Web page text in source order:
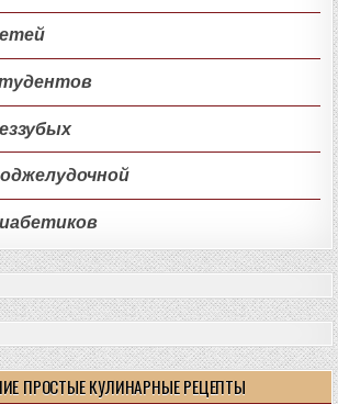
ПРОСТЫЕ КУЛИНАРНЫЕ РЕЦЕПТЫ